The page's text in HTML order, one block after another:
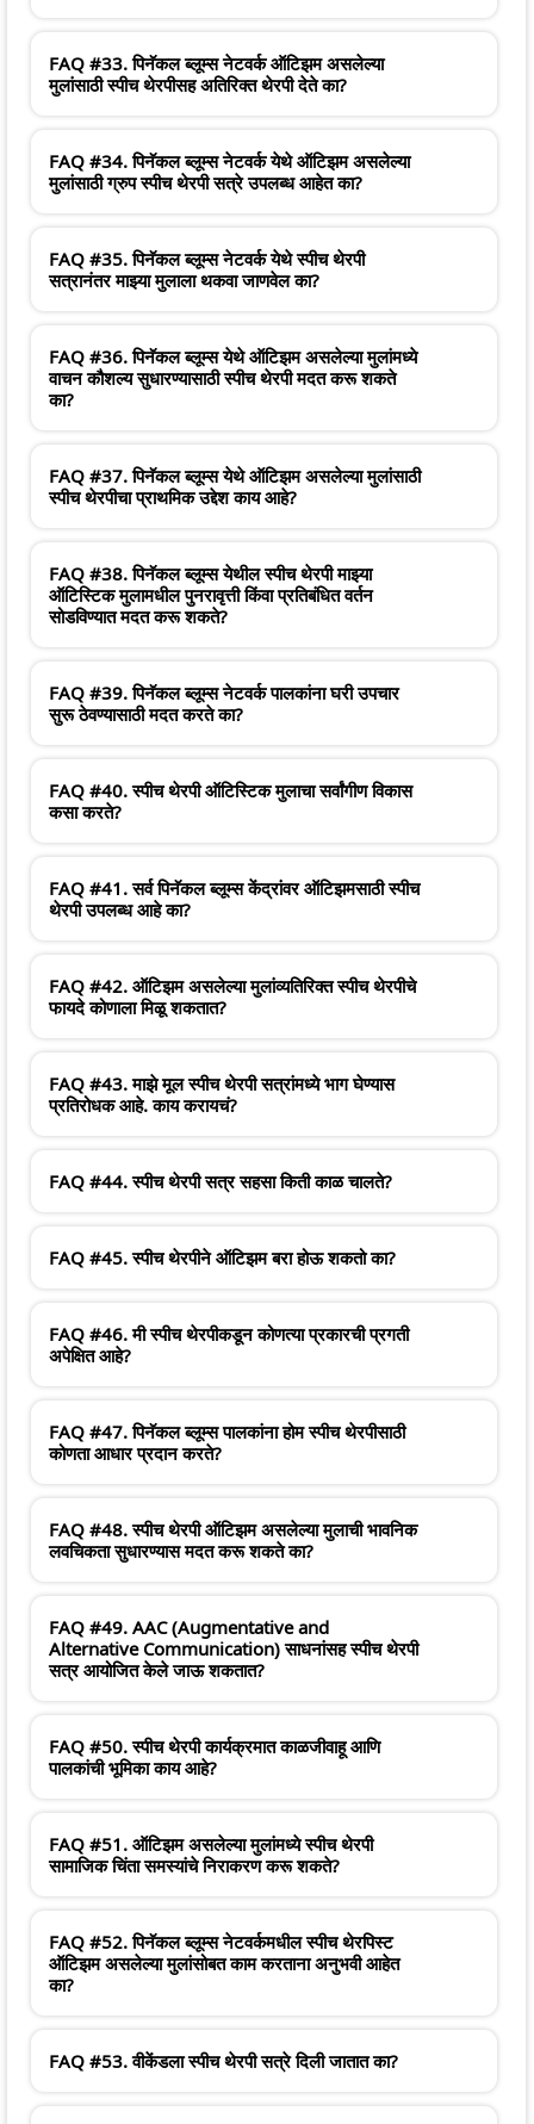
FAQ #33. पिनॅकल ब्लूम्स नेटवर्क ऑटिझम असलेल्या
मुलांसाठी स्पीच थेरपीसह अतिरिक्त थेरपी देते का?
FAQ #34. पिनॅकल ब्लूम्स नेटवर्क येथे ऑटिझम असलेल्या
मुलांसाठी ग्रुप स्पीच थेरपी सत्रे उपलब्ध आहेत का?
FAQ #35. पिनॅकल ब्लूम्स नेटवर्क येथे स्पीच थेरपी
सत्रानंतर माझ्या मुलाला थकवा जाणवेल का?
FAQ #36. पिनॅकल ब्लूम्स येथे ऑटिझम असलेल्या मुलांमध्ये
वाचन कौशल्य सुधारण्यासाठी स्पीच थेरपी मदत करू शकते
का?
FAQ #37. पिनॅकल ब्लूम्स येथे ऑटिझम असलेल्या मुलांसाठी
स्पीच थेरपीचा प्राथमिक उद्देश काय आहे?
FAQ #38. पिनॅकल ब्लूम्स येथील स्पीच थेरपी माझ्या
ऑटिस्टिक मुलामधील पुनरावृत्ती किंवा प्रतिबंधित वर्तन
सोडविण्यात मदत करू शकते?
FAQ #39. पिनॅकल ब्लूम्स नेटवर्क पालकांना घरी उपचार
सुरू ठेवण्यासाठी मदत करते का?
FAQ #40. स्पीच थेरपी ऑटिस्टिक मुलाचा सर्वांगीण विकास
कसा करते?
FAQ #41. सर्व पिनॅकल ब्लूम्स केंद्रांवर ऑटिझमसाठी स्पीच
थेरपी उपलब्ध आहे का?
FAQ #42. ऑटिझम असलेल्या मुलांव्यतिरिक्त स्पीच थेरपीचे
फायदे कोणाला मिळू शकतात?
FAQ #43. माझे मूल स्पीच थेरपी सत्रांमध्ये भाग घेण्यास
प्रतिरोधक आहे. काय करायचं?
FAQ #44. स्पीच थेरपी सत्र सहसा किती काळ चालते?
FAQ #45. स्पीच थेरपीने ऑटिझम बरा होऊ शकतो का?
FAQ #46. मी स्पीच थेरपीकडून कोणत्या प्रकारची प्रगती
अपेक्षित आहे?
FAQ #47. पिनॅकल ब्लूम्स पालकांना होम स्पीच थेरपीसाठी
कोणता आधार प्रदान करते?
FAQ #48. स्पीच थेरपी ऑटिझम असलेल्या मुलाची भावनिक
लवचिकता सुधारण्यास मदत करू शकते का?
FAQ #49. AAC (Augmentative and
Alternative Communication) साधनांसह स्पीच थेरपी
सत्र आयोजित केले जाऊ शकतात?
FAQ #50. स्पीच थेरपी कार्यक्रमात काळजीवाहू आणि
पालकांची भूमिका काय आहे?
FAQ #51. ऑटिझम असलेल्या मुलांमध्ये स्पीच थेरपी
सामाजिक चिंता समस्यांचे निराकरण करू शकते?
FAQ #52. पिनॅकल ब्लूम्स नेटवर्कमधील स्पीच थेरपिस्ट
ऑटिझम असलेल्या मुलांसोबत काम करताना अनुभवी आहेत
का?
FAQ #53. वीकेंडला स्पीच थेरपी सत्रे दिली जातात का?